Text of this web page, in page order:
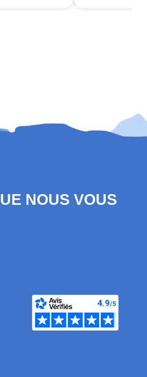
NOUS VOUS